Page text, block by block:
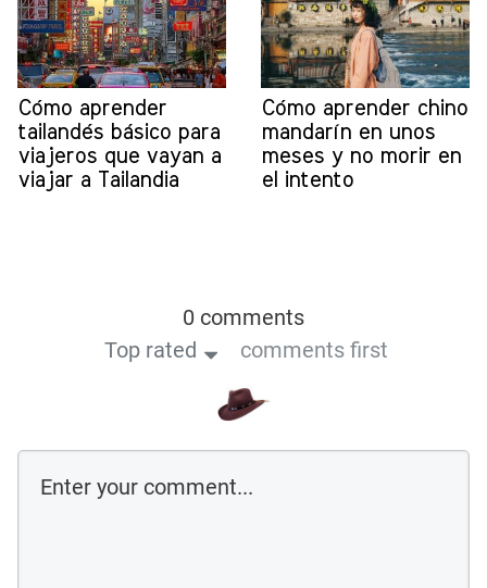
Cómo aprender
tailandés básico para
viajeros que vayan a
viajar a Tailandia
Cómo aprender chino
mandarín en unos
meses y no morir en
el intento
0 comments
Top rated
comments first